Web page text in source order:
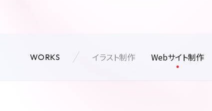
WORKS イラスト制作 Webサイト制作